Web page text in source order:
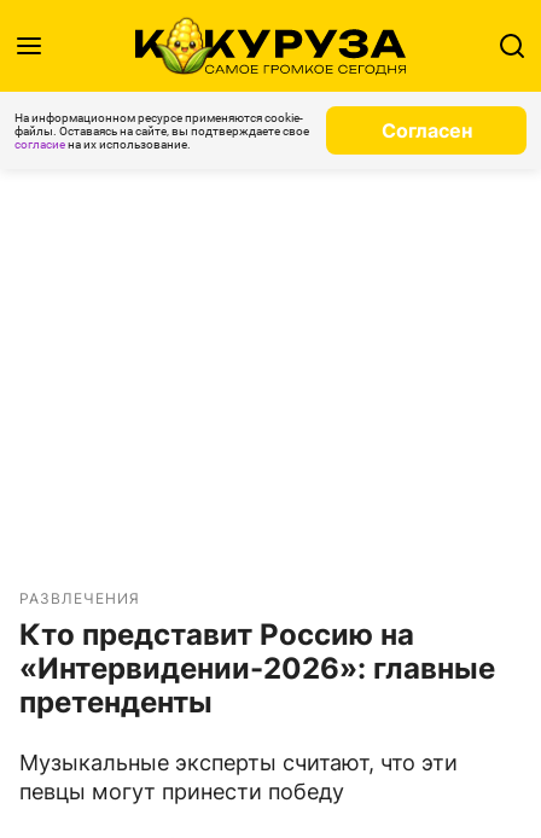
На информационном ресурсе применяются cookie-
файлы. Оставаясь на сайте, вы подтверждаете свое
согласиена их использование.
Согласен
РАЗВЛЕЧЕНИЯ
Кто представит Россию на
«Интервидении-2026»: главные
претенденты
Музыкальные эксперты считают, что эти
певцы могут принести победу